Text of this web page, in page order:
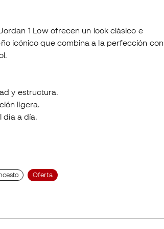
1 Low ofrecen un look clásico e
icónico que combina a la perfección con
y estructura.
ligera.
día a día.
Oferta